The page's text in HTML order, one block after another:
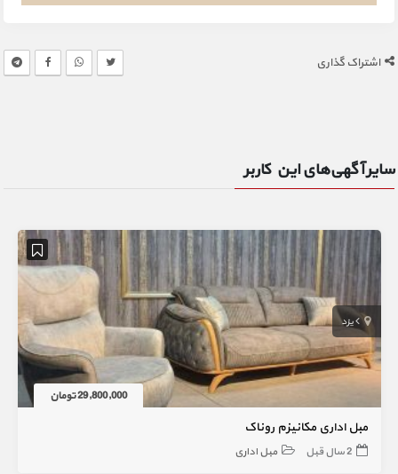
اشتراک گذاری
سایر آگهی‌های این کاربر
یزد
29,800,000 تومان
مبل اداری مکانیزم روناک
2 سال قبل مبل اداری